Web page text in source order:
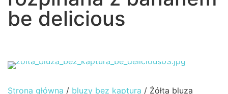
Strona główna / bluzy bez kaptura / Żółta bluza
be delicious